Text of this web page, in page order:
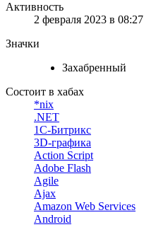
Активность
2 февраля 2023 в 08:27
Значки
Захабренный
Состоит в хабах
*nix
.NET
1С-Битрикс
3D-графика
Action Script
Adobe Flash
Agile
Ajax
Amazon Web Services
Android